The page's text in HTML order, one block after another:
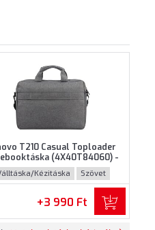
T210 Casual Toploader
(4X40T84060) -
Maximum 15.6" méretű
- Szürke színben
Kézitáska Szövet
+3 990 Ft